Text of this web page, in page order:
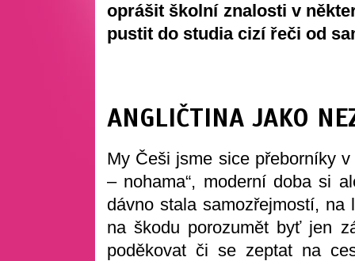
oprášit školní znalosti v
pustit do studia cizí řeči od
ANGLIČTINA JAKO
My Češi jsme sice přeborníky
– nohama“, moderní doba si
dávno stala samozřejmostí,
na škodu porozumět byť jen
poděkovat či se zeptat na